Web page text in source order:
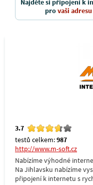
Najděte si připojení k
provaši adresu
3.7
testů celkem:987
http://www.m-soft.cz
Nabízíme výhodné
Na Jihlavsku nabízíme
připojení k internetu s